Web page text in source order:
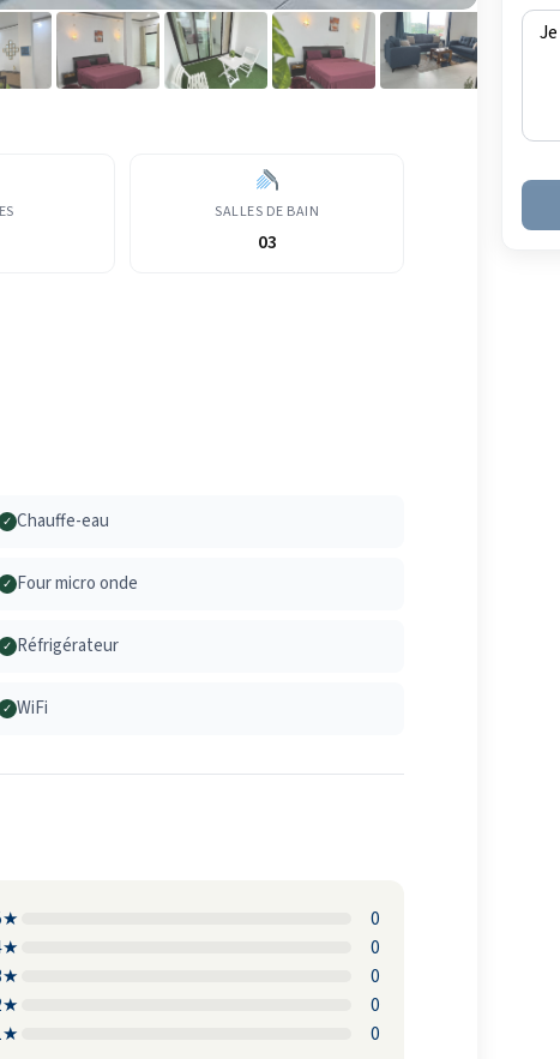
SALLES DE BAIN
03
✓ Chauffe-eau
✓ Four micro onde
✓ Réfrigérateur
✓ WiFi
0
0
0
0
0